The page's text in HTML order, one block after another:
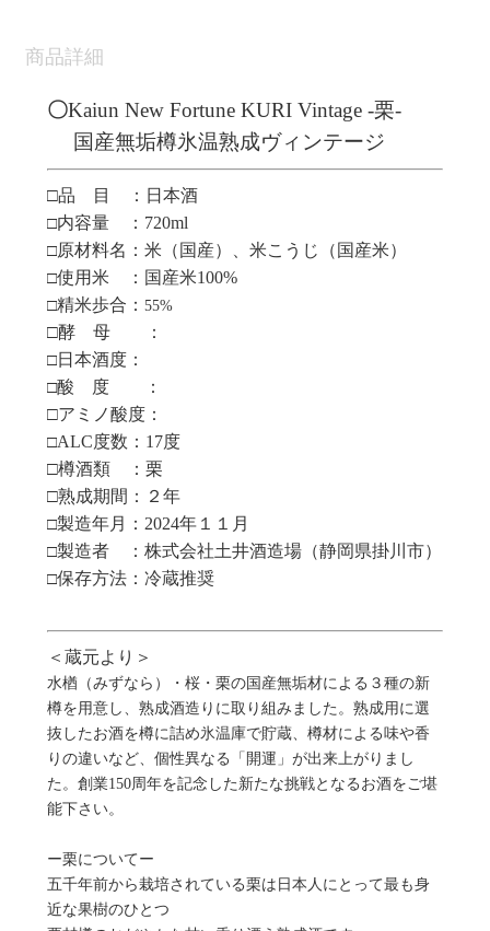
商品詳細
〇Kaiun New Fortune KURI Vintage -栗-
国産無垢樽氷温熟成ヴィンテージ
□品 目 ：日本酒
□内容量 ： 720ml
□原材料名：米（国産）、米こうじ（国産米）
□使用米 ：国産米100%
□精米歩合：55%
□酵 母 ：
□日本酒度：
□酸 度 ：
□アミノ酸度：
□ALC度数： 17度
□樽酒類 ：栗
□熟成期間：２年
□製造年月 ：2024年１１月
□製造者 ：株式会社土井酒造場（静岡県掛川市）
□保存方法：冷蔵推奨
＜蔵元より＞
水楢（みずなら）・桜・栗の国産無垢材による３種の新
樽を用意し、熟成酒造りに取り組みました。熟成用に選
抜したお酒を樽に詰め氷温庫で貯蔵、樽材による味や香
りの違いなど、個性異なる「開運」が出来上がりまし
た。創業150周年を記念した新たな挑戦となるお酒をご堪
能下さい。
ー栗についてー
五千年前から栽培されている栗は日本人にとって最も身
近な果樹のひとつ